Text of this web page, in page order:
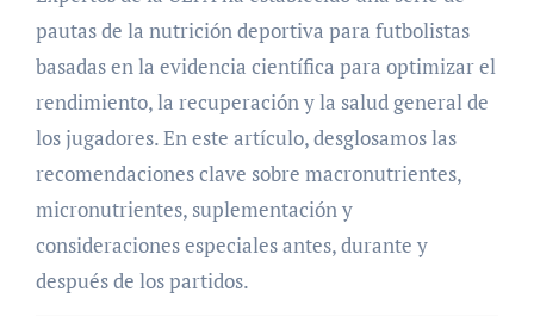
pautasde la nutrición deportiva para futbolistas
basadas en la evidencia científica para optimizar el
rendimiento, la recuperación y la salud general de
los jugadores. En este artículo, desglosamos las
recomendaciones clave sobre macronutrientes,
micronutrientes, suplementación y
consideraciones especiales antes, durante y
después de los partidos.